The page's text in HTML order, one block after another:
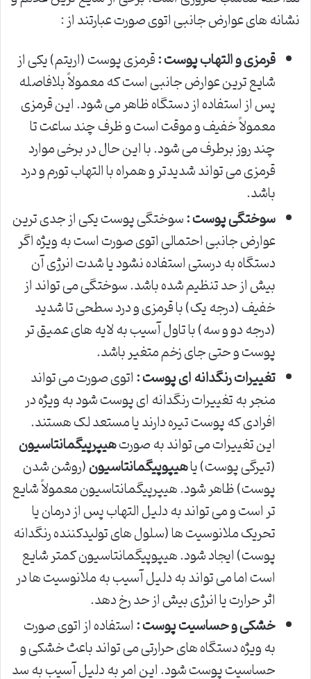
نشانه های عوارض جانبی اتوی صورت عبارتند از :
قرمزی و التهاب پوست :قرمزی پوست (اریتم) یکی از
شایع ترین عوارض جانبی است که معمولاً بلافاصله
پس از استفاده از دستگاه ظاهر می شود. این قرمزی
معمولاً خفیف و موقت است و ظرف چند ساعت تا
چند روز برطرف می شود. با این حال در برخی موارد
قرمزی می تواند شدیدتر و همراه با التهاب تورم و درد
باشد.
سوختگی پوست :سوختگی پوست یکی از جدی ترین
عوارض جانبی احتمالی اتوی صورت است به ویژه اگر
دستگاه به درستی استفاده نشود یا شدت انرژی آن
بیش از حد تنظیم شده باشد. سوختگی می تواند از
خفیف (درجه یک) با قرمزی و درد سطحی تا شدید
(درجه دو و سه) با تاول آسیب به لایه های عمیق تر
پوست و حتی جای زخم متغیر باشد.
تغییرات رنگدانه ای پوست :اتوی صورت می تواند
منجر به تغییرات رنگدانه ای پوست شود به ویژه در
افرادی که پوست تیره دارند یا مستعد لک هستند.
این تغییرات می تواند به صورتهیپرپیگمانتاسیون
(تیرگی پوست) یاهیپوپیگمانتاسیون(روشن شدن
پوست) ظاهر شود. هیپرپیگمانتاسیون معمولاً شایع
تر است و می تواند به دلیل التهاب پس از درمان یا
تحریک ملانوسیت ها (سلول های تولیدکننده رنگدانه
پوست) ایجاد شود. هیپوپیگمانتاسیون کمتر شایع
است اما می تواند به دلیل آسیب به ملانوسیت ها در
اثر حرارت یا انرژی بیش از حد رخ دهد.
خشکی و حساسیت پوست :استفاده از اتوی صورت
به ویژه دستگاه های حرارتی می تواند باعث خشکی و
حساسیت پوست شود. این امر به دلیل آسیب به سد